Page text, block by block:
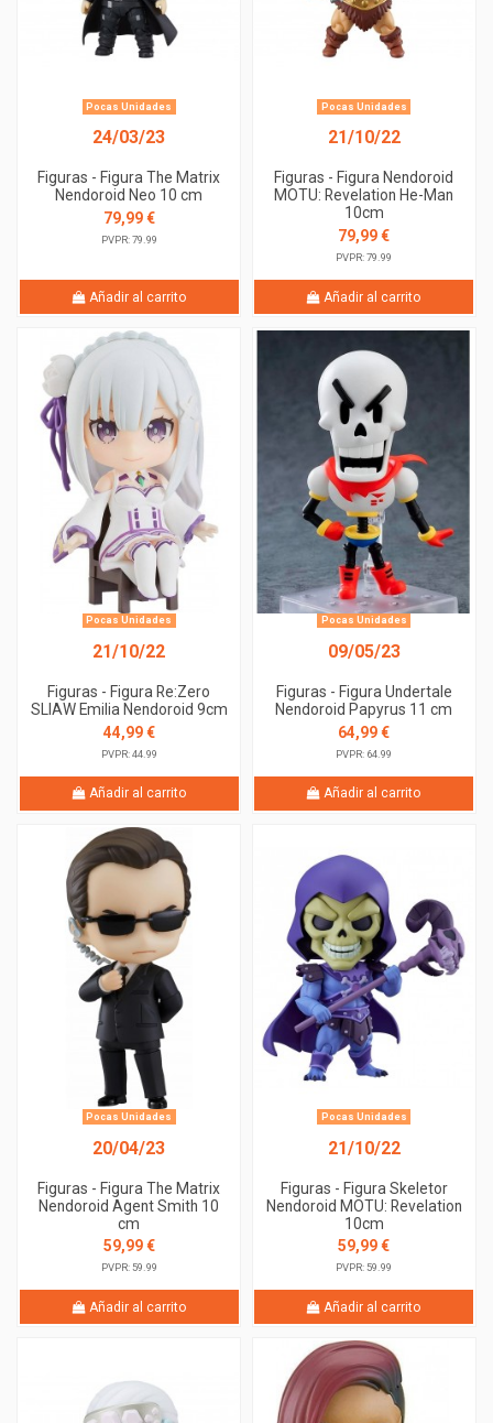
Pocas Unidades
24/03/23
Figuras - Figura The Matrix
Nendoroid Neo 10 cm
79,99 €
PVPR: 79.99
Añadir al carrito
Pocas Unidades
21/10/22
Figuras - Figura Nendoroid
MOTU: Revelation He-Man
10cm
79,99 €
PVPR: 79.99
Añadir al carrito
Pocas Unidades
21/10/22
Figuras - Figura Re:Zero
SLIAW Emilia Nendoroid 9cm
44,99 €
PVPR: 44.99
Añadir al carrito
Pocas Unidades
09/05/23
Figuras - Figura Undertale
Nendoroid Papyrus 11 cm
64,99 €
PVPR: 64.99
Añadir al carrito
Pocas Unidades
20/04/23
Figuras - Figura The Matrix
Nendoroid Agent Smith 10
cm
59,99 €
PVPR: 59.99
Añadir al carrito
Pocas Unidades
21/10/22
Figuras - Figura Skeletor
Nendoroid MOTU: Revelation
10cm
59,99 €
PVPR: 59.99
Añadir al carrito